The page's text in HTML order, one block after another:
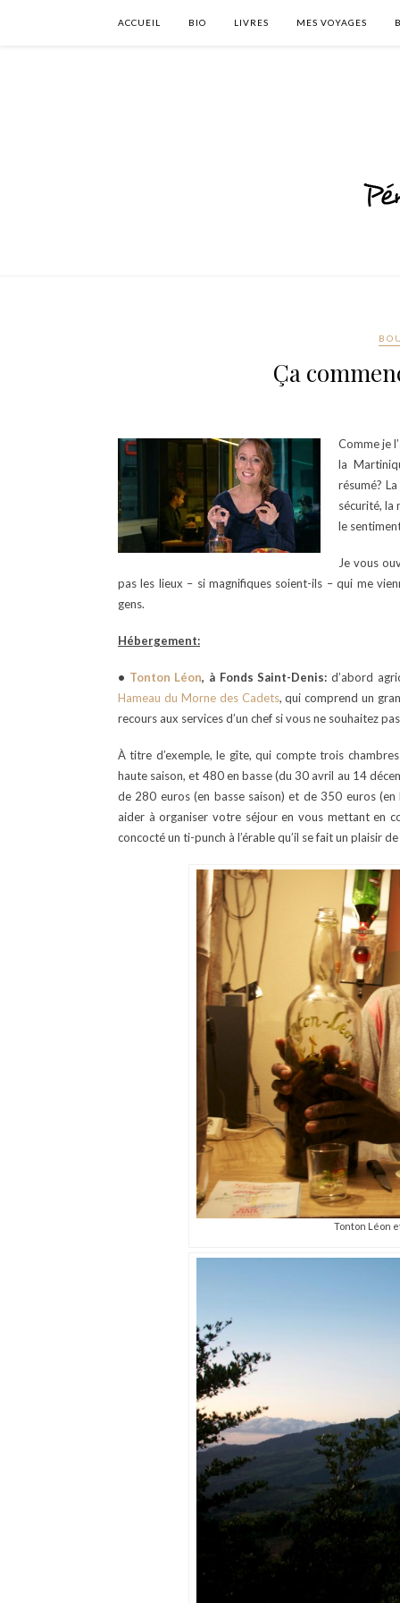
ACCUEIL BIO LIVRES MES VOYAGES
Ça
Comme je
la
résumé?
sécurité, la
le
Je vous
pas les lieux – si magnifiques soient-ils – qui me
gens.
Hébergement:
• Tonton Léon, à Fonds Saint-Denis: d’abord
Hameau du Morne des Cadets, qui comprend un
recours aux services d’un chef si vous ne souhaitez
À titre d’exemple, le gîte, qui compte trois
haute saison, et 480 en basse (du 30 avril au 14
de 280 euros (en basse saison) et de 350 euros
aider à organiser votre séjour en vous mettant en
concocté un ti-punch à l’érable qu’il se fait un plaisir
Tonton Léon